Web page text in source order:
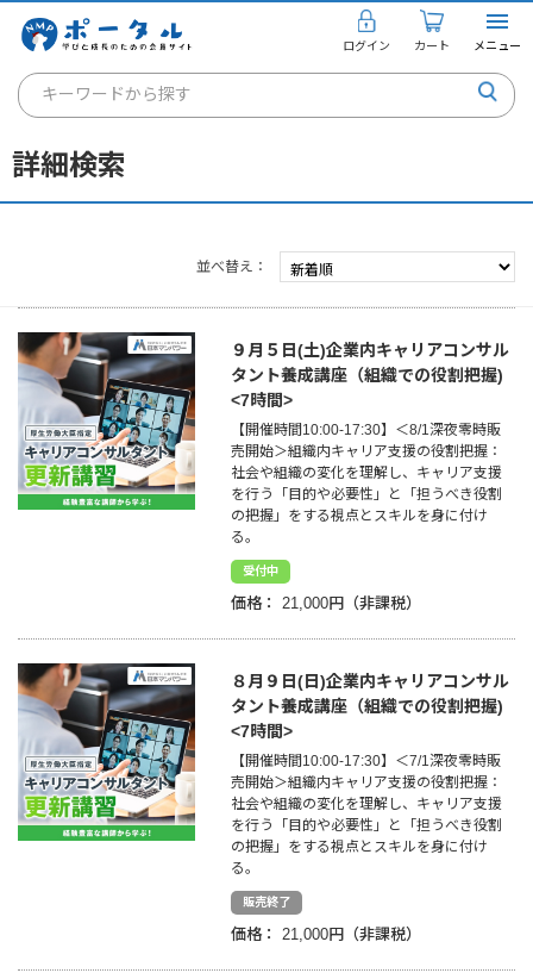
ログイン カート メニュー
キーワードから探す
通信講座
キャリアコンサルタント
お知らせ
ご利用ガイド
個人のお客様
閉じる
詳細検索
並べ替え
９月５日(土)企業内キャリアコンサル
タント養成講座（組織での役割把握)
<7時間>
【開催時間10:00-17:30】＜8/1深夜零時販
売開始＞組織内キャリア支援の役割把握：
社会や組織の変化を理解し、キャリア支援
を行う「目的や必要性」と「担うべき役割
の把握」をする視点とスキルを身に付け
る。
受付中
価格： 21,000円
８月９日(日)企業内キャリアコンサル
タント養成講座（組織での役割把握)
<7時間>
【開催時間10:00-17:30】＜7/1深夜零時販
売開始＞組織内キャリア支援の役割把握：
社会や組織の変化を理解し、キャリア支援
を行う「目的や必要性」と「担うべき役割
の把握」をする視点とスキルを身に付け
る。
販売終了
価格： 21,000円